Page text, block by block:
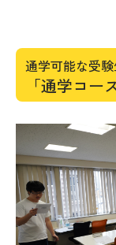
通学可能な受
「通学コー